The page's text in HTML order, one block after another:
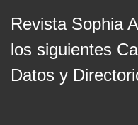
Revista Sophia
los siguientes
Datos y